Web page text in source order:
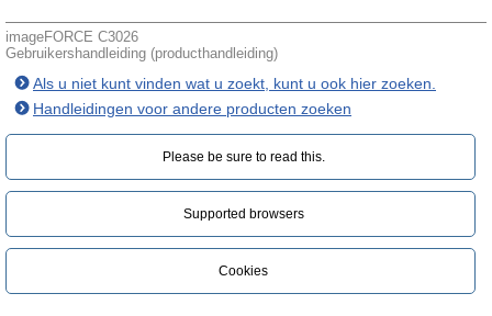
imageFORCE C3026
Gebruikershandleiding (producthandleiding)
Als u niet kunt vinden wat u zoekt, kunt u ook hier zoeken.
Handleidingen voor andere producten zoeken
Please be sure to read this.‎
Supported browsers
Cookies